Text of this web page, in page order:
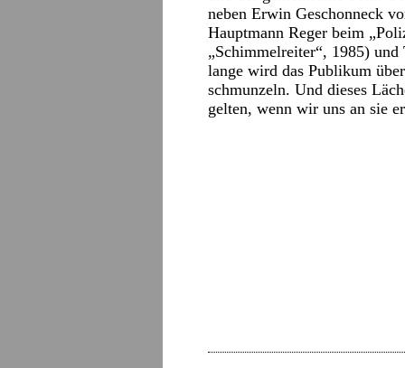
neben Erwin Geschonneck
Hauptmann Reger beim
„Schimmelreiter“, 1985)
lange wird das Publikum
schmunzeln. Und dieses
gelten, wenn wir uns an sie